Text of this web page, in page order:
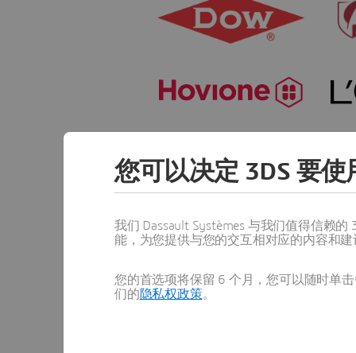
您可以决定 3DS 要使
我们 Dassault Systèmes 与我们值得信赖
能，为您提供与您的交互相对应的内容和
您的首选项将保留 6 个月，您可以随时单
们的隐私权政策。